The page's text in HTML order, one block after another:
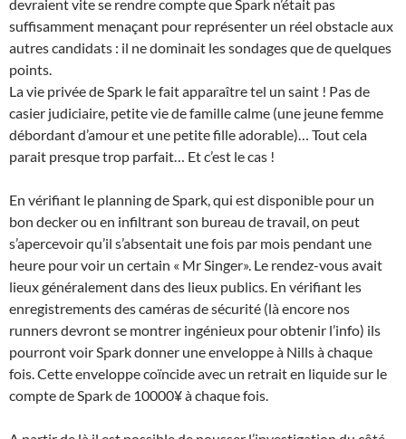
devraient vite se rendre compte que Spark n’était pas
suffisamment menaçant pour représenter un réel obstacle aux
autres candidats : il ne dominait les sondages que de quelques
points.
La vie privée de Spark le fait apparaître tel un saint ! Pas de
casier judiciaire, petite vie de famille calme (une jeune femme
débordant d’amour et une petite fille adorable)… Tout cela
parait presque trop parfait… Et c’est le cas !
En vérifiant le planning de Spark, qui est disponible pour un
bon decker ou en infiltrant son bureau de travail, on peut
s’apercevoir qu’il s’absentait une fois par mois pendant une
heure pour voir un certain « Mr Singer». Le rendez-vous avait
lieux généralement dans des lieux publics. En vérifiant les
enregistrements des caméras de sécurité (là encore nos
runners devront se montrer ingénieux pour obtenir l’info) ils
pourront voir Spark donner une enveloppe à Nills à chaque
fois. Cette enveloppe coïncide avec un retrait en liquide sur le
compte de Spark de 10000¥ à chaque fois.